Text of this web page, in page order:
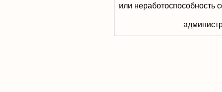
или неработоспособность